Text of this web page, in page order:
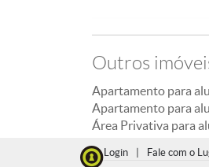
Outros
Apartamento para
Apartamento para
Área Privativa para
Login Fale com o